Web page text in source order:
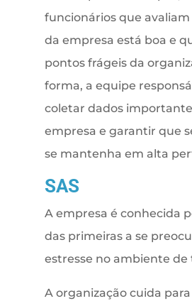
funcionários que avaliam
da empresa está boa e
pontos frágeis da
forma, a equipe
coletar dados
empresa e garantir que
se mantenha em alta
SAS
A empresa é conhecida
das primeiras a se
estresse no ambiente de
A organização cuida